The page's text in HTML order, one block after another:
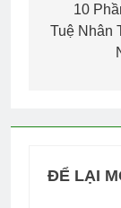
hướng
bài
10
Tuệ Nhân
ĐỂ LẠI